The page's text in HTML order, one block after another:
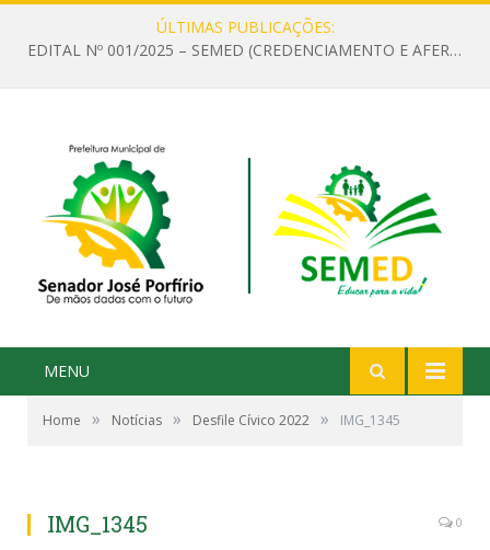
ÚLTIMAS PUBLICAÇÕES:
EDITAL Nº 001/2025 – SEMED (CREDENCIAMENTO E AFERIÇÃO DE CRITÉRIOS TÉCNICOS DE MÉRITO E DESEMPENHO PARA PROVIMENTO DO CARGO OU FUNÇÃO DE GESTOR ESCOLAR DAS UNIDADES DE ENSINO DA REDE MUNICIPAL DE SENADOR JO)
MENU
Home » Notícias » Desfile Cívico 2022 » IMG_1345
IMG_1345 0